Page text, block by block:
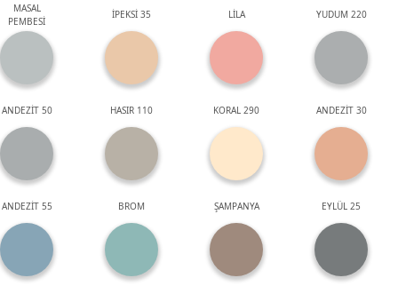
MASAL
PEMBESİ
İPEKSİ 35 LİLA YUDUM 220
ANDEZİT 50 HASIR 110 KORAL 290 ANDEZİT 30
ANDEZİT 55 BROM ŞAMPANYA EYLÜL 25